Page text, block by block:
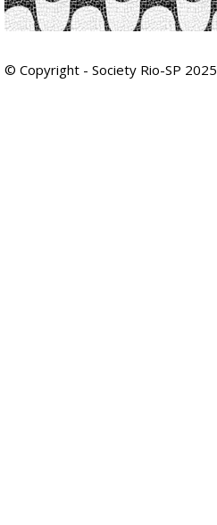
© Copyright - Society Rio-SP 2025